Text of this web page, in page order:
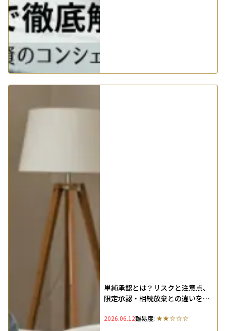
単純承認とは？リスクと注意点、
限定承認・相続放棄との違いを整
2026.06.12難易度: